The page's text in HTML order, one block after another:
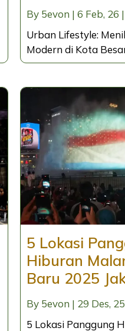
By 5evon | 6 Feb, 26 |
Urban Lifestyle:
Modern di Kota
5 Lokasi
Hiburan
Baru 2025
By 5evon | 29 Des, 25
5 Lokasi Panggung